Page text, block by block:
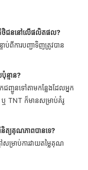
អតិថិជននៅលើផលិតផល?
ពីការបញ្ជាទិញត្រូវបាន
ន្មាន?
ញ្ជូនទៅតាមកន្លែងដែលអ្នក
TNT ក៏មានសម្រាប់គំរូ
និត្យគុណភាពបានទេ?
សម្រាប់ការវាយតម្លៃគុណ